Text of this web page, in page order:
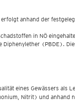
anhand der
in NÖ
(PBDE).
eines Gewässers
Nitrit) und anhand